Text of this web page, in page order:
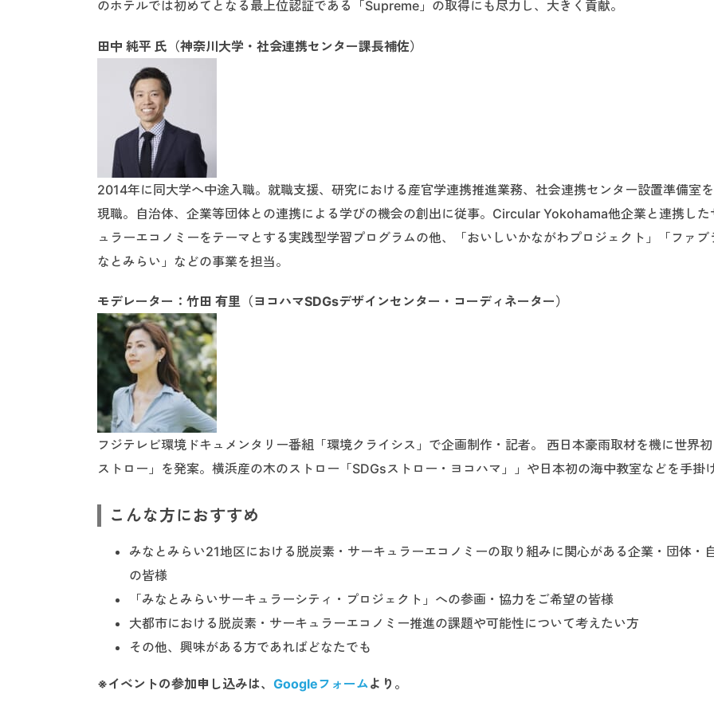
のホテルでは初めてとなる最上位認証である「Supreme」の取得にも尽力し、大きく貢献。
田中 純平 氏（神奈川大学・社会連携センター課長補佐）
2014年に同大学へ中途入職。就職支援、研究における産官学連携推進業務、社会連携センター設置準備室
現職。自治体、企業等団体との連携による学びの機会の創出に従事。Circular Yokohama他企業と連携した
ュラーエコノミーをテーマとする実践型学習プログラムの他、「おいしいかながわプロジェクト」「ファブ
なとみらい」などの事業を担当。
モデレーター：竹田 有里（ヨコハマSDGsデザインセンター・コーディネーター）
フジテレビ環境ドキュメンタリー番組「環境クライシス」で企画制作・記者。 西日本豪雨取材を機に世界
ストロー」を発案。横浜産の木のストロー「SDGsストロー・ヨコハマ」」や日本初の海中教室などを手掛け
こんな方におすすめ
みなとみらい21地区における脱炭素・サーキュラーエコノミーの取り組みに関心がある企業・団体・
の皆様
「みなとみらいサーキュラーシティ・プロジェクト」への参画・協力をご希望の皆様
大都市における脱炭素・サーキュラーエコノミー推進の課題や可能性について考えたい方
その他、興味がある方であればどなたでも
※イベントの参加申し込みは、 Googleフォームより。